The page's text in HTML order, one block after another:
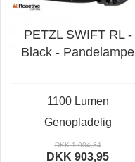
PETZL SWIFT RL -
Black - Pandelampe
1100 Lumen
Genopladelig
DKK 1.004,34
DKK 903,95